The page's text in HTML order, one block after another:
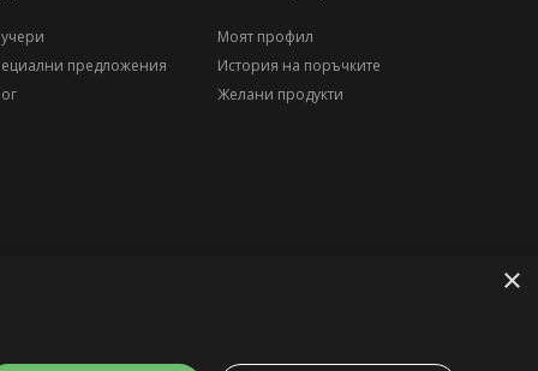
предложения
Моят профил
История на поръчките
Желани продукти
×